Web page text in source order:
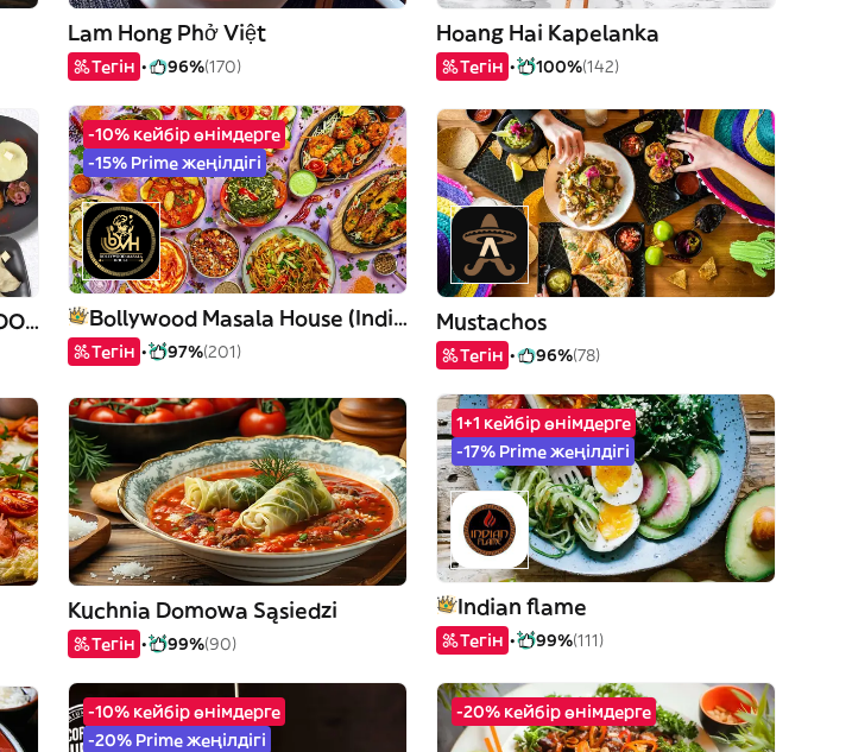
Lam Hong Phở Việt
Тегін 96%(170)
Hoang Hai Kapelanka
Тегін 100%(142)
Kitchen in Box UKRAINIAN FOOD
-10% кейбір өнімдерге
-15% Prime жеңілдігі
Bollywood Masala House (Indian Restaurant)
Тегін 97%(201)
Mustachos
Тегін 96%(78)
Kuchnia Domowa Sąsiedzi
Тегін 99%(90)
1+1 кейбір өнімдерге
-17% Prime жеңілдігі
Indian flame
Тегін 99%(111)
-10% кейбір өнімдерге
-20% Prime жеңілдігі
-20% кейбір өнімдерге